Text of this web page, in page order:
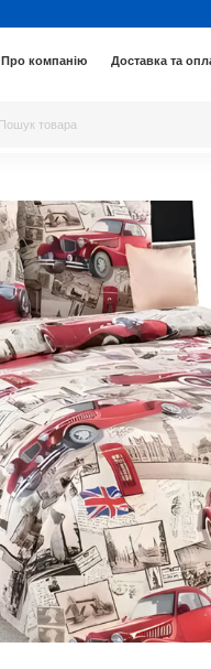
Про компанію Доставка та